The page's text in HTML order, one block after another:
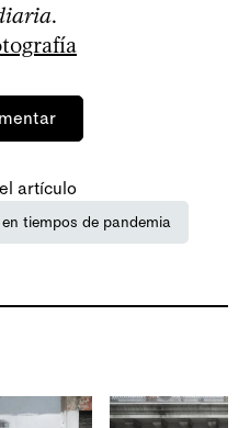
.
artículo
tiempos de pandemia